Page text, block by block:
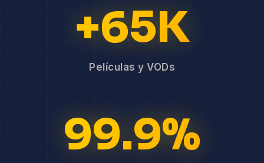
+65K
Películas y VODs
99.9%